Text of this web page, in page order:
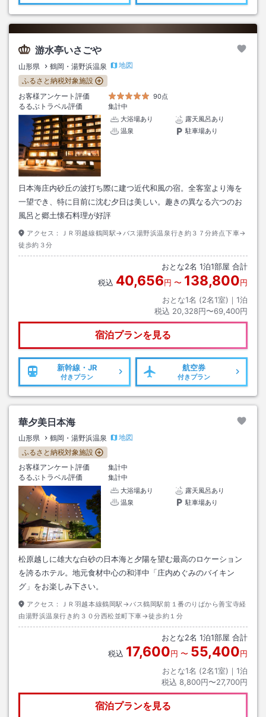
游水亭いさごや
山形県 鶴岡・湯野浜温泉
地図
ふるさと納税対象施設
お客様アンケート評価
90点
るるぶトラベル評価
集計中
大浴場あり
露天風呂あり
温泉
駐車場あり
日本海庄内砂丘の波打ち際に建つ近代和風の宿。全客室より海を
一望でき、特に目前に沈む夕日は美しい。趣きの異なる六つのお
風呂と郷土懐石料理が好評
アクセス：
ＪＲ羽越線鶴岡駅→バス湯野浜温泉行き約３７分終点下車→
徒歩約３分
おとな2名 1泊1部屋 合計
税込 40,656円 〜 138,800円
おとな1名 (2名1室)｜ 1泊
税込 20,328円〜69,400円
宿泊プランを見る
新幹線・JR
付きプラン
航空券
付きプラン
華夕美日本海
山形県 鶴岡・湯野浜温泉
地図
ふるさと納税対象施設
お客様アンケート評価
集計中
るるぶトラベル評価
集計中
大浴場あり
露天風呂あり
温泉
駐車場あり
松原越しに雄大な白砂の日本海と夕陽を望む最高のロケーション
を誇るホテル。地元食材中心の和洋中「庄内めぐみのバイキン
グ」をお楽しみ下さい。
アクセス：
ＪＲ羽越本線鶴岡駅→バス鶴岡駅前１番のりばから善宝寺経
由湯野浜温泉行き約３０分西松並町下車→徒歩約１分
おとな2名 1泊1部屋 合計
税込 17,600円 〜 55,400円
おとな1名 (2名1室)｜ 1泊
税込 8,800円〜27,700円
宿泊プランを見る